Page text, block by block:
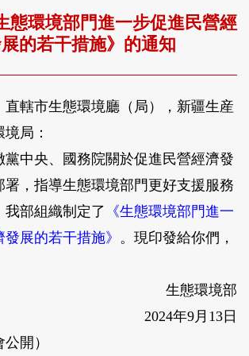
態環境部門進一步促進民營經
的若干措施》的通知
直轄市生態環境廳（局），新疆生産
局：
中央、國務院關於促進民營經濟發
署，指導生態環境部門更好支援服務
我部組織制定了 《生態環境部門進一
展的若干措施》 。現印發給你們，
生態環境部
2024年9月13日
開）